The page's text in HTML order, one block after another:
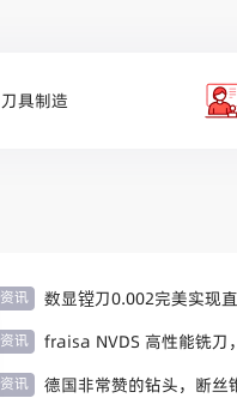
刀具制造
资讯 数显镗刀0.002完美实现
资讯 fraisa NVDS 高性能铣刀
资讯 德国非常赞的钻头，断丝